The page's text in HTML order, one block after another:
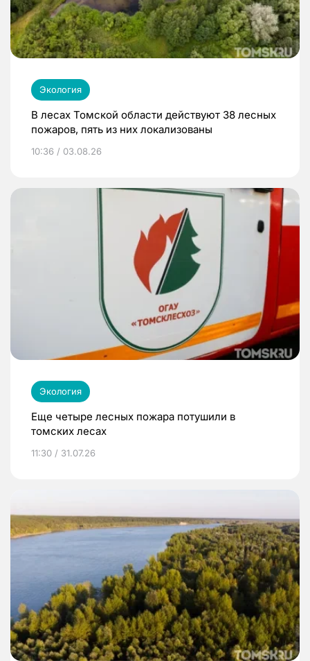
Экология
В лесах Томской области действуют 38 лесных
пожаров, пять из них локализованы
10:36 / 03.08.26
Экология
Еще четыре лесных пожара потушили в
томских лесах
11:30 / 31.07.26